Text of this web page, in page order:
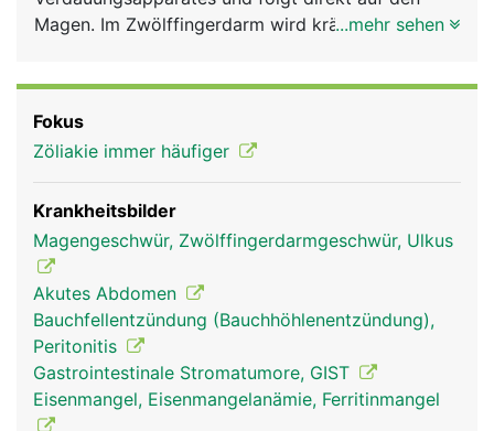
Rubriken
Magen. Im Zwölffingerdarm wird kräftig...mehr sehen
Fokus
Zöliakie immer häufiger
Krankheitsbilder
Magengeschwür, Zwölffingerdarmgeschwür, Ulkus
Akutes Abdomen
Bauchfellentzündung (Bauchhöhlenentzündung),
Peritonitis
Gastrointestinale Stromatumore, GIST
Eisenmangel, Eisenmangelanämie, Ferritinmangel